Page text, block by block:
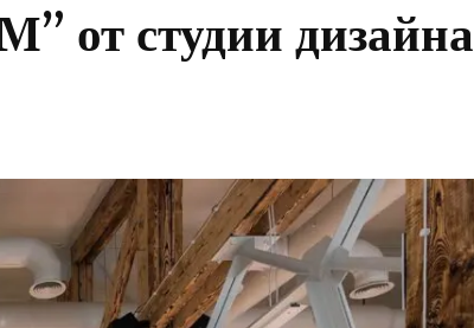
от студии дизайна